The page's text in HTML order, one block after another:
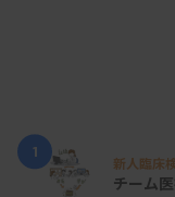
1
新人臨床
チーム